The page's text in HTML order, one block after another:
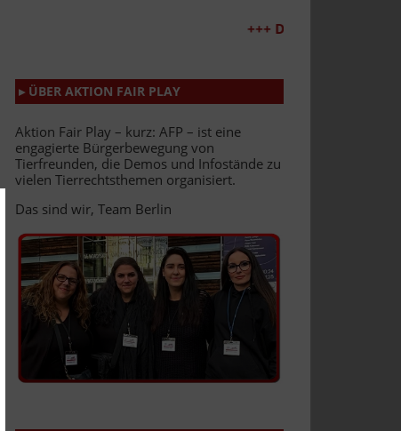
+++ Demo 30.06.2026 +++
▸ ÜBER AKTION FAIR PLAY
Aktion Fair Play – kurz: AFP – ist eine
engagierte Bürgerbewegung von
Tierfreunden, die Demos und Infostände zu
vielen Tierrechtsthemen organisiert.
Das sind wir, Team Berlin